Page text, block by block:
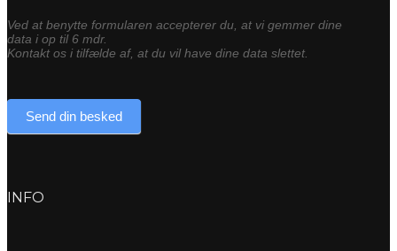
Ved at benytte formularen accepterer du, at vi gemmer dine
data i op til 6 mdr.
Kontakt os i tilfælde af, at du vil have dine data slettet.
Send din besked
INFO